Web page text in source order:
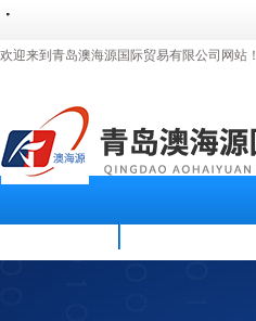
欢迎来到青岛澳海源国际贸易有限公司网站！
・・・・・・